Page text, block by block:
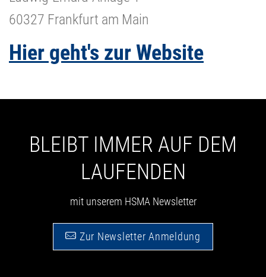
60327 Frankfurt am Main
Hier geht's zur Website
BLEIBT IMMER AUF DEM
LAUFENDEN
mit unserem HSMA Newsletter
Zur Newsletter Anmeldung